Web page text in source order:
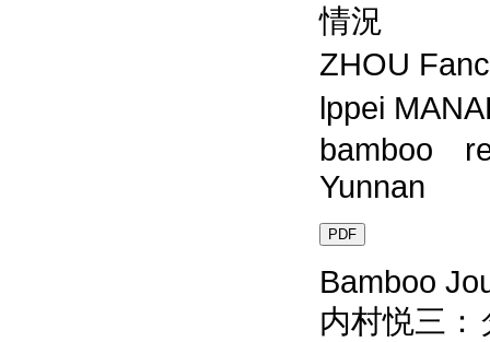
情況
ZHOU
lppei
bamboo
Yunnan
PDF
Bamboo
内村悦三